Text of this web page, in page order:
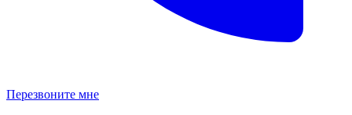
Перезвоните мне